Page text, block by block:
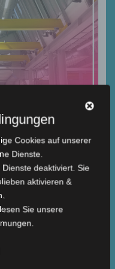
bei
Welt der
entscheidend,
um den steigenden
Firma Seydelmann hat
modernisiert, um ihre
Wir wurden von
Prozess zu unterstützen
Herstellung von
Cookies auf unserer
Dienste.
deaktiviert. Sie
aktivieren &
Sie unsere